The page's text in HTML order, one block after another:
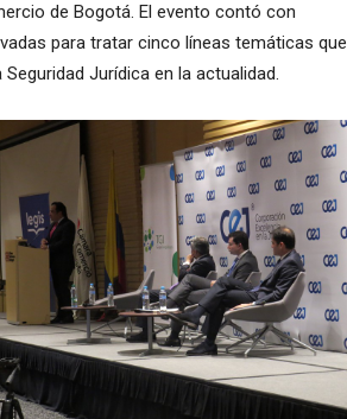
de Bogotá. El evento contó con
para tratar cinco líneas temáticas que
Jurídica en la actualidad.